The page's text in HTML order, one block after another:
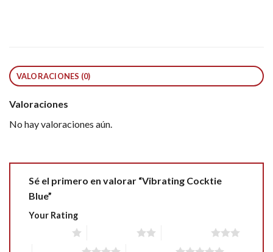
VALORACIONES (0)
Valoraciones
No hay valoraciones aún.
Sé el primero en valorar “Vibrating Cocktie
Blue”
Your Rating